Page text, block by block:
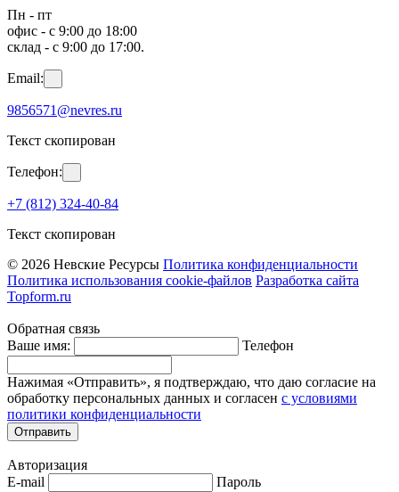
Пн - пт
офис - с 9:00 до 18:00
склад - с 9:00 до 17:00.
Email:
9856571@nevres.ru
Текст скопирован
Телефон:
+7 (812) 324-40-84
Текст скопирован
© 2026 Невские Ресурсы Политика конфиденциальности
Политика использования cookie-файлов Разработка сайта
Topform.ru
Обратная связь
Ваше имя:
Телефон
Нажимая «Отправить», я подтверждаю, что даю согласие на
обработку персональных данных и согласен с условиями
политики конфиденциальности
Отправить
Авторизация
E-mail
Пароль